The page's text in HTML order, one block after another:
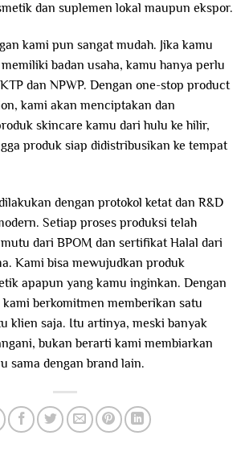
dan suplemen lokal maupun ekspor.
kami pun sangat mudah. Jika kamu
badan usaha, kamu hanya perlu
dan NPWP. Dengan one-stop product
kami akan menciptakan dan
skincare kamu dari hulu ke hilir,
produk siap didistribusikan ke tempat
dengan protokol ketat dan R&D
Setiap proses produksi telah
dari BPOM dan sertifikat Halal dari
Kami bisa mewujudkan produk
apapun yang kamu inginkan. Dengan
berkomitmen memberikan satu
klien saja. Itu artinya, meski banyak
bukan berarti kami membiarkan
sama dengan brand lain.